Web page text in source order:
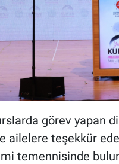
görev yapan
ailelere teşekkür
temennisinde